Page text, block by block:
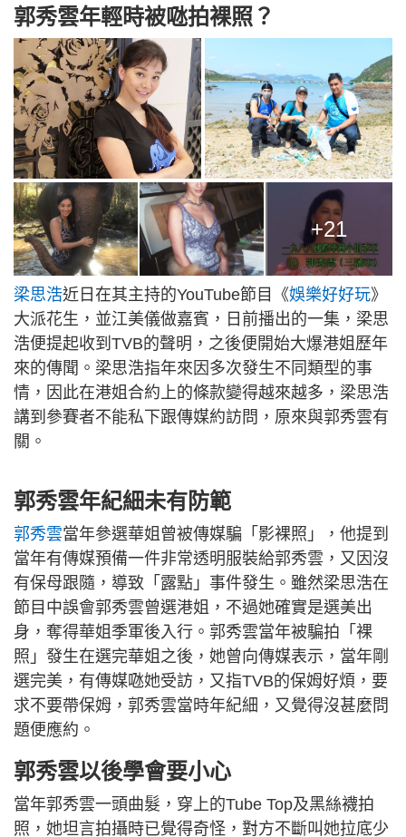
郭秀雲年輕時被𠱁拍裸照？
+21
梁思浩近日在其主持的YouTube節目《娛樂好好玩》
大派花生，並江美儀做嘉賓，日前播出的一集，梁思
浩便提起收到TVB的聲明，之後便開始大爆港姐歷年
來的傳聞。梁思浩指年來因多次發生不同類型的事
情，因此在港姐合約上的條款變得越來越多，梁思浩
講到參賽者不能私下跟傳媒約訪問，原來與郭秀雲有
關。
郭秀雲年紀細未有防範
郭秀雲當年參選華姐曾被傳媒騙「影裸照」，他提到
當年有傳媒預備一件非常透明服裝給郭秀雲，又因沒
有保母跟隨，導致「露點」事件發生。雖然梁思浩在
節目中誤會郭秀雲曾選港姐，不過她確實是選美出
身，奪得華姐季軍後入行。郭秀雲當年被騙拍「裸
照」發生在選完華姐之後，她曾向傳媒表示，當年剛
選完美，有傳媒𠱁她受訪，又指TVB的保姆好煩，要
求不要帶保姆，郭秀雲當時年紀細，又覺得沒甚麼問
題便應約。
郭秀雲以後學會要小心
當年郭秀雲一頭曲髮，穿上的Tube Top及黑絲襪拍
照，她坦言拍攝時已覺得奇怪，對方不斷叫她拉底少